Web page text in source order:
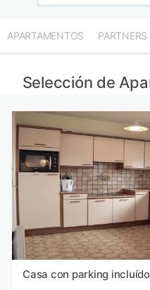
APARTAMENTOS PARTNERS
Selección de
Casa con parking incluído